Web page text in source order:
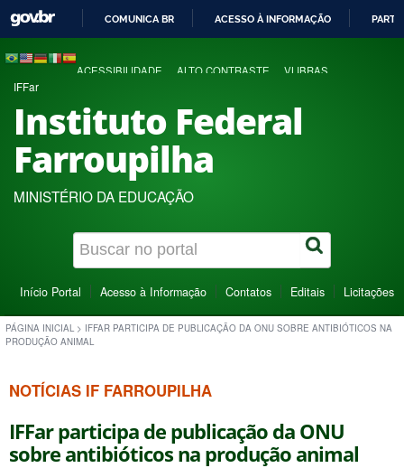
COMUNICA BR ACESSO À INFORMAÇÃO
ACESSIBILIDADE ALTO CONTRASTE VLIBRAS
IFFar
Instituto Federal
Farroupilha
MINISTÉRIO DA EDUCAÇÃO
Início Portal Acesso à Informação Contatos Editais Licitações
PÁGINA INICIAL > IFFAR PARTICIPA DE PUBLICAÇÃO DA ONU SOBRE ANTIBIÓTICOS NA
PRODUÇÃO ANIMAL
NOTÍCIAS IF FARROUPILHA
IFFar participa de publicação da ONU
sobre antibióticos na produção animal